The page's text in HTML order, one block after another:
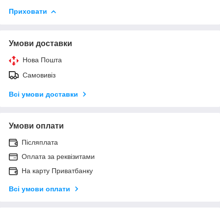
Приховати
Умови доставки
Нова Пошта
Самовивіз
Всі умови доставки
Умови оплати
Післяплата
Оплата за реквізитами
На карту Приватбанку
Всі умови оплати